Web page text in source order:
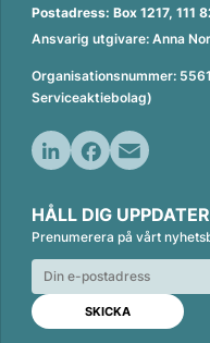
Postadress: Box 1217, 111
Ansvarig utgivare: Anna
Organisationsnummer:
Serviceaktiebolag)
n
k
e
d
n
c
e
b
o
o
k
a
i
l
HÅLL DIG
Prenumerera på vårt